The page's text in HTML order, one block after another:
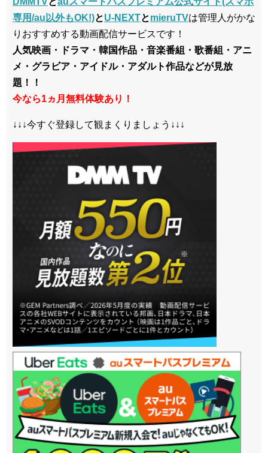
専用/au以外もOK!)とU-NEXTとmieruTVは管理人がかな
りおすすめする動画配信サービスです！
人気映画・ドラマ・韓国作品・音楽番組・歌番組・アニ
メ・グラビア・アイドル・アダルト作品などが見放
題！！
今なら1ヵ月無料体験あり！
↓↓↓今すぐ登録して観まくりましょう↓↓↓